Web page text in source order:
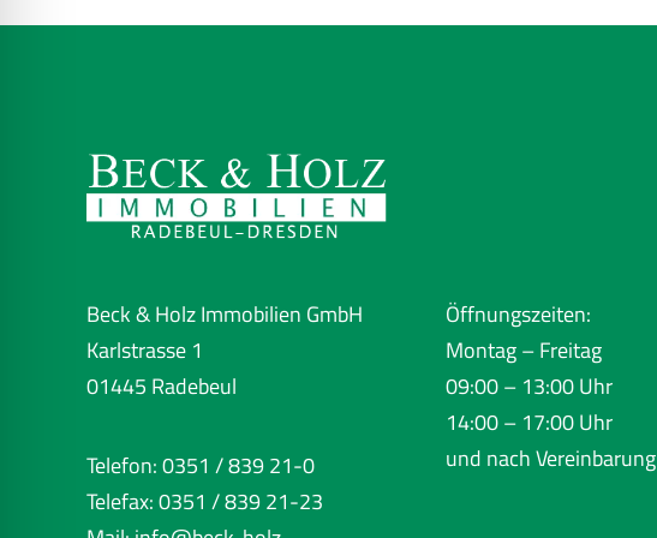
Beck & Holz Immobilien GmbH
Karlstrasse 1
01445 Radebeul
Telefon: 0351 / 839 21-0
Telefax: 0351 / 839 21-23
Öffnungszeiten:
Montag – Freitag
09:00 – 13:00 Uhr
14:00 – 17:00 Uhr
und nach Vereinbarung